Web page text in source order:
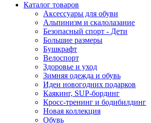
Каталог товаров
Аксессуары для обуви
Альпинизм и скалолазание
Безопасный спорт - Дети
Большие размеры
Бушкрафт
Велоспорт
Здоровье и уход
Зимняя одежда и обувь
Идеи новогодних подарков
Каякинг, SUP-бординг
Кросс-тренинг и бодибилдинг
Новая коллекция
Обувь